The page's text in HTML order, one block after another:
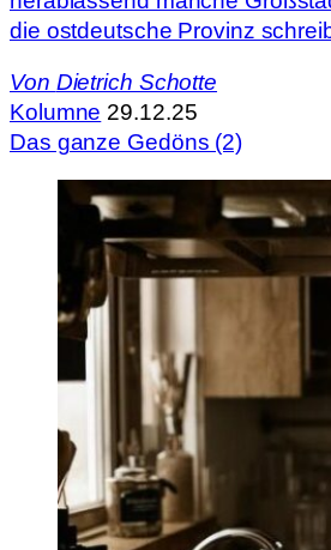
die ostdeutsche Provinz
Von Dietrich Schotte
Kolumne 29.12.25
Das ganze Gedöns (2)